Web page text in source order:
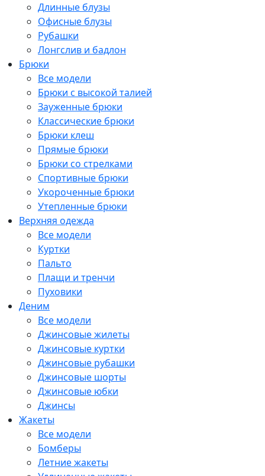
Длинные блузы
Офисные блузы
Рубашки
Лонгслив и бадлон
Брюки
Все модели
Брюки с высокой талией
Зауженные брюки
Классические брюки
Брюки клеш
Прямые брюки
Брюки со стрелками
Спортивные брюки
Укороченные брюки
Утепленные брюки
Верхняя одежда
Все модели
Куртки
Пальто
Плащи и тренчи
Пуховики
Деним
Все модели
Джинсовые жилеты
Джинсовые куртки
Джинсовые рубашки
Джинсовые шорты
Джинсовые юбки
Джинсы
Жакеты
Все модели
Бомберы
Летние жакеты